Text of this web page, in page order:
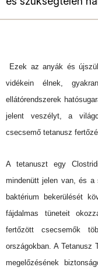
Ezek az anyák és
vidékein élnek,
ellátórendszerek
jelent veszélyt, a
csecsemő tetanusz
A tetanuszt egy
mindenütt jelen van, és
baktérium bekerülését
fájdalmas tüneteit
fertőzött csecsemők
országokban. A Tetanusz
megelőzésének